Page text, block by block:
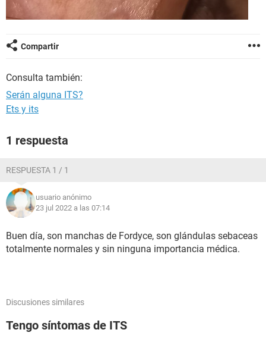
Compartir
Consulta también:
Serán alguna ITS?
Ets y its
1 respuesta
RESPUESTA 1 / 1
usuario anónimo
23 jul 2022 a las 07:14
Buen día, son manchas de Fordyce, son glándulas sebaceas
totalmente normales y sin ninguna importancia médica.
Discusiones similares
Tengo síntomas de ITS